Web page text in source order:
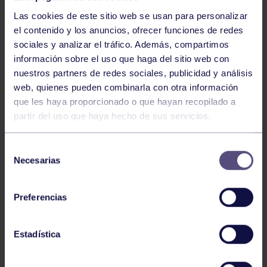
Las cookies de este sitio web se usan para personalizar
el contenido y los anuncios, ofrecer funciones de redes
sociales y analizar el tráfico. Además, compartimos
información sobre el uso que haga del sitio web con
nuestros partners de redes sociales, publicidad y análisis
web, quienes pueden combinarla con otra información
que les haya proporcionado o que hayan recopilado a
partir del uso que haya hecho de sus servicios.
Necesarias
Preferencias
Estadística
Baloncesto
ÚLTIMOS RESULTADOS DE LA SECCIÓN
Baloncesto